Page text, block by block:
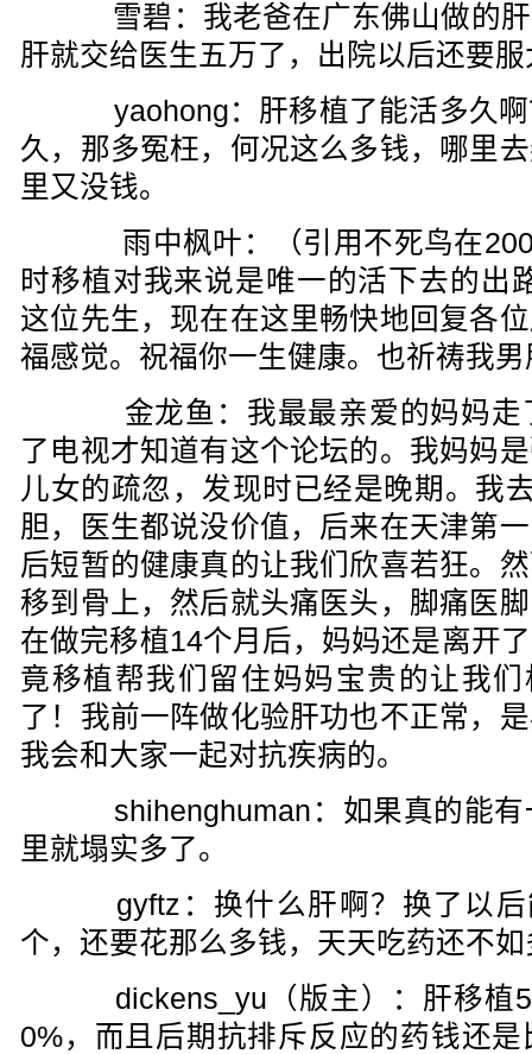
雪碧：我老爸在广东佛山做的肝
肝就交给医生五万了，出院以后还要
yaohong：肝移植了能活多久啊
久，那多冤枉，何况这么多钱，哪里
里又没钱。
雨中枫叶：（引用不死鸟在
时移植对我来说是唯一的活下去的出
这位先生，现在在这里畅快地回复各
福感觉。祝福你一生健康。也祈祷我
金龙鱼：我最最亲爱的妈妈走
了电视才知道有这个论坛的。我妈妈
儿女的疏忽，发现时已经是晚期。我
胆，医生都说没价值，后来在天津第
后短暂的健康真的让我们欣喜若狂。
移到骨上，然后就头痛医头，脚痛医
在做完移植14个月后，妈妈还是离开
竟移植帮我们留住妈妈宝贵的让我
了！我前一阵做化验肝功也不正常，
我会和大家一起对抗疾病的。
shihenghuman：如果真的能有
里就塌实多了。
gyftz：换什么肝啊？换了以后
个，还要花那么多钱，天天吃药还不
dickens_yu（版主）：肝移植5
0%，而且后期抗排斥反应的药钱还